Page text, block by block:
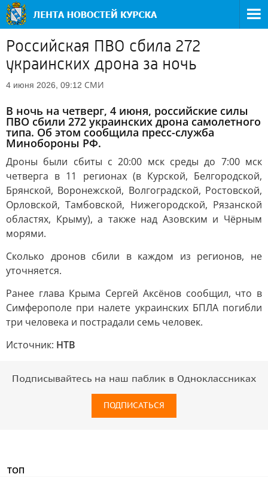
Российская ПВО сбила 272
украинских дрона за ночь
4 июня 2026, 09:12 СМИ
В ночь на четверг, 4 июня, российские силы
ПВО сбили 272 украинских дрона самолетного
типа. Об этом сообщила пресс-служба
Минобороны РФ.
Дроны были сбиты с 20:00 мск среды до 7:00 мск
четверга в 11 регионах (в Курской, Белгородской,
Брянской, Воронежской, Волгоградской, Ростовской,
Орловской, Тамбовской, Нижегородской, Рязанской
областях, Крыму), а также над Азовским и Чёрным
морями.
Сколько дронов сбили в каждом из регионов, не
уточняется.
Ранее глава Крыма Сергей Аксёнов сообщил, что в
Симферополе при налете украинских БПЛА погибли
три человека и пострадали семь человек.
Источник: НТВ
Подписывайтесь на наш паблик в Одноклассниках
ПОДПИСАТЬСЯ
ТОП